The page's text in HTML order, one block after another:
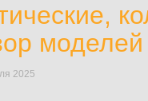
2025